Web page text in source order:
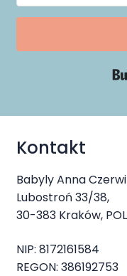
Kontakt
Babyly Anna
Lubostroń 33/38,
30-383 Kraków,
NIP: 8172161584
REGON: 386192753